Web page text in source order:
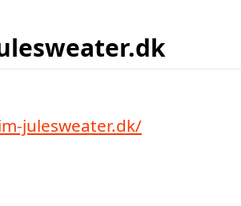
julesweater.dk/